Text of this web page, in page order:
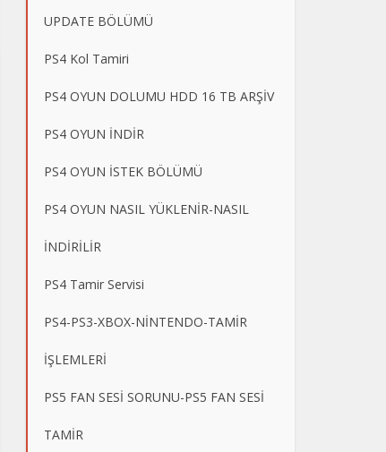
UPDATE BÖLÜMÜ
PS4 Kol Tamiri
PS4 OYUN DOLUMU HDD 16 TB ARŞİV
PS4 OYUN İNDİR
PS4 OYUN İSTEK BÖLÜMÜ
PS4 OYUN NASIL YÜKLENİR-NASIL
İNDİRİLİR
PS4 Tamir Servisi
PS4-PS3-XBOX-NİNTENDO-TAMİR
İŞLEMLERİ
PS5 FAN SESİ SORUNU-PS5 FAN SESİ
TAMİR